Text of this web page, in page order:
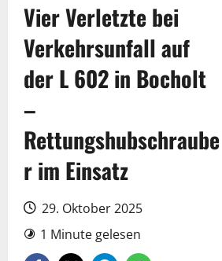
Vier Verletzte bei
Verkehrsunfall auf
der L 602 in Bocholt
–
Rettungshubschraube
r im Einsatz
29. Oktober 2025
1 Minute gelesen